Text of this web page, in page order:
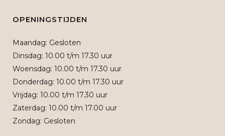
OPENINGSTIJDEN
Maandag: Gesloten
Dinsdag: 10.00 t/m 17.30 uur
Woensdag: 10.00 t/m 17.30 uur
Donderdag: 10.00 t/m 17.30 uur
Vrijdag: 10.00 t/m 17.30 uur
Zaterdag: 10.00 t/m 17.00 uur
Zondag: Gesloten